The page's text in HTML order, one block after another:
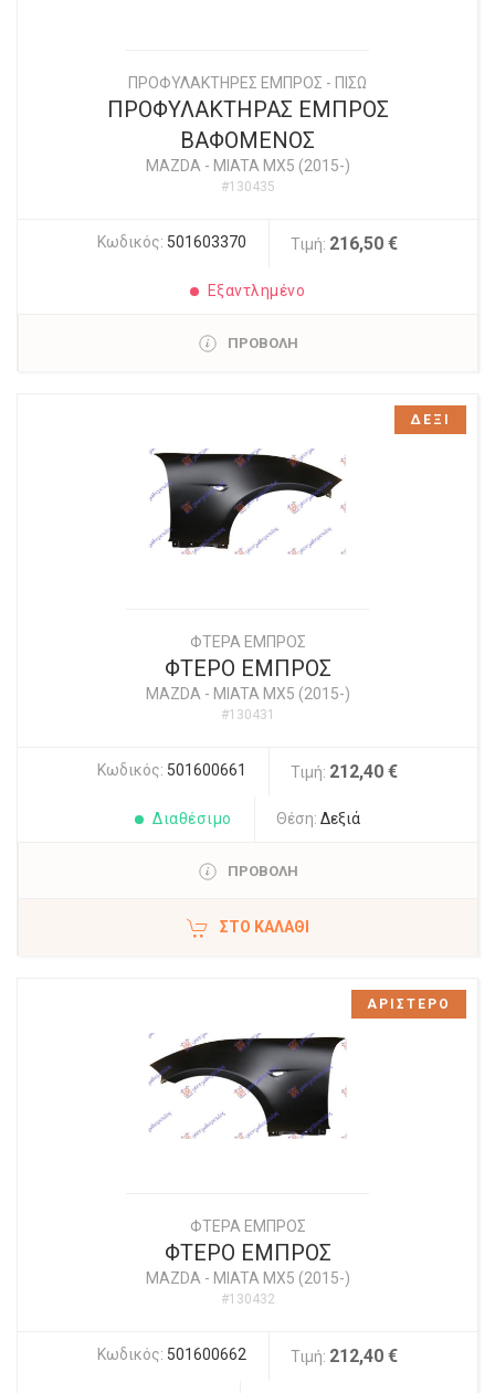
ΠΡΟΦΥΛΑΚΤΗΡΕΣ ΕΜΠΡΟΣ - ΠΙΣΩ
ΠΡΟΦΥΛΑΚΤΗΡΑΣ ΕΜΠΡΟΣ
ΒΑΦΟΜΕΝΟΣ
MAZDA- MIATA MX5 (2015-)
#130435
Κωδικός: 501603370 Τιμή: 216,50 €
Εξαντλημένο
ΠΡΟΒΟΛΗ
ΦΤΕΡΑ ΕΜΠΡΟΣ
ΦΤΕΡΟ ΕΜΠΡΟΣ
MAZDA- MIATA MX5 (2015-)
#130431
Κωδικός: 501600661 Τιμή: 212,40 €
Διαθέσιμο Θέση: Δεξιά
ΠΡΟΒΟΛΗ
ΣΤΟ ΚΑΛΆΘΙ
ΔΕΞΙ
ΦΤΕΡΑ ΕΜΠΡΟΣ
ΦΤΕΡΟ ΕΜΠΡΟΣ
MAZDA- MIATA MX5 (2015-)
#130432
Κωδικός: 501600662 Τιμή: 212,40 €
ΑΡΙΣΤΕΡΟ